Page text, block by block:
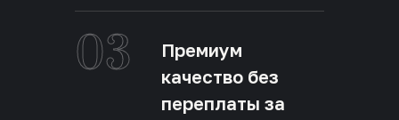
03
Премиум
качество без
переплаты за